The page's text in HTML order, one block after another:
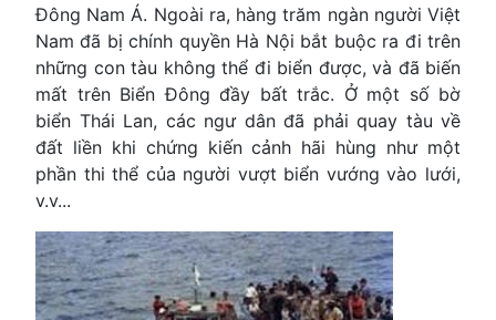
Ðông Nam Á. Ngoài ra, hàng trăm ngàn người Việt
Nam đã bị chính quyền Hà Nội bắt buộc ra đi trên
những con tàu không thể đi biển được, và đã biến
mất trên Biển Ðông đầy bất trắc. Ở một số bờ
biển Thái Lan, các ngư dân đã phải quay tàu về
đất liền khi chứng kiến cảnh hãi hùng như một
phần thi thể của người vượt biển vướng vào lưới,
v.v...